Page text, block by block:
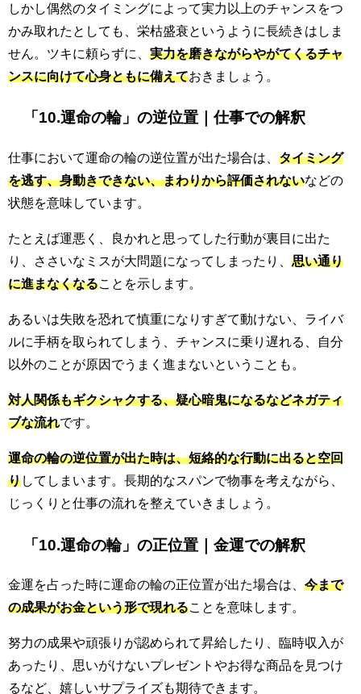
しかし偶然のタイミングによって実力以上のチャンスをつ
かみ取れたとしても、栄枯盛衰というように長続きはしま
せん。ツキに頼らずに、 実力を磨きながらやがてくるチャ
ンスに向けて心身ともに備えておきましょう。
「10.運命の輪」の逆位置｜仕事での解釈
仕事において運命の輪の逆位置が出た場合は、 タイミング
を逃す、身動きできない、まわりから評価されないなどの
状態を意味しています。
たとえば運悪く、良かれと思ってした行動が裏目に出た
り、ささいなミスが大問題になってしまったり、 思い通り
に進まなくなる ことを示します。
あるいは失敗を恐れて慎重になりすぎて動けない、ライバ
ルに手柄を取られてしまう、チャンスに乗り遅れる、自分
以外のことが原因でうまく進まないということも。
対人関係もギクシャクする、疑心暗鬼になるなどネガティ
ブな流れです。
運命の輪の逆位置が出た時は、短絡的な行動に出ると空回
りしてしまいます。長期的なスパンで物事を考えながら、
じっくりと仕事の流れを整えていきましょう。
「10.運命の輪」の正位置｜金運での解釈
金運を占った時に運命の輪の正位置が出た場合は、 今まで
の成果がお金という形で現れる ことを意味します。
努力の成果や頑張りが認められて昇給したり、臨時収入が
あったり、思いがけないプレゼントやお得な商品を見つけ
るなど、嬉しいサプライズも期待できます。